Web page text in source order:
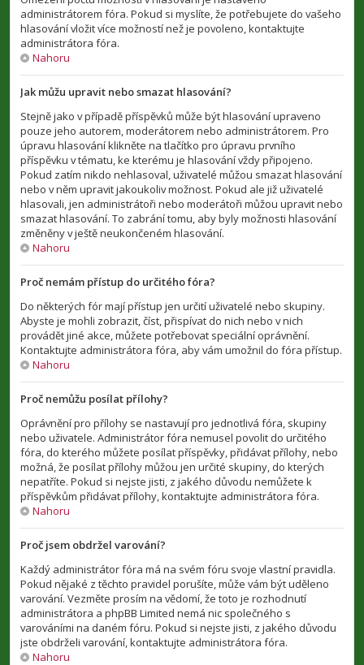
administrátorem fóra. Pokud si myslíte, že potřebujete do vašeho
hlasování vložit více možností než je povoleno, kontaktujte
administrátora fóra.
Nahoru
Jak můžu upravit nebo smazat hlasování?
Stejně jako v případě příspěvků může být hlasování upraveno
pouze jeho autorem, moderátorem nebo administrátorem. Pro
úpravu hlasování klikněte na tlačítko pro úpravu prvního
příspěvku v tématu, ke kterému je hlasování vždy připojeno.
Pokud zatím nikdo nehlasoval, uživatelé můžou smazat hlasování
nebo v něm upravit jakoukoliv možnost. Pokud ale již uživatelé
hlasovali, jen administrátoři nebo moderátoři můžou upravit nebo
smazat hlasování. To zabrání tomu, aby byly možnosti hlasování
změněny v ještě neukončeném hlasování.
Nahoru
Proč nemám přístup do určitého fóra?
Do některých fór mají přístup jen určití uživatelé nebo skupiny.
Abyste je mohli zobrazit, číst, přispívat do nich nebo v nich
provádět jiné akce, můžete potřebovat speciální oprávnění.
Kontaktujte administrátora fóra, aby vám umožnil do fóra přístup.
Nahoru
Proč nemůžu posílat přílohy?
Oprávnění pro přílohy se nastavují pro jednotlivá fóra, skupiny
nebo uživatele. Administrátor fóra nemusel povolit do určitého
fóra, do kterého můžete posílat příspěvky, přidávat přílohy, nebo
možná, že posílat přílohy můžou jen určité skupiny, do kterých
nepatříte. Pokud si nejste jisti, z jakého důvodu nemůžete k
příspěvkům přidávat přílohy, kontaktujte administrátora fóra.
Nahoru
Proč jsem obdržel varování?
Každý administrátor fóra má na svém fóru svoje vlastní pravidla.
Pokud nějaké z těchto pravidel porušíte, může vám být uděleno
varování. Vezměte prosím na vědomí, že toto je rozhodnutí
administrátora a phpBB Limited nemá nic společného s
varováními na daném fóru. Pokud si nejste jisti, z jakého důvodu
jste obdrželi varování, kontaktujte administrátora fóra.
Nahoru